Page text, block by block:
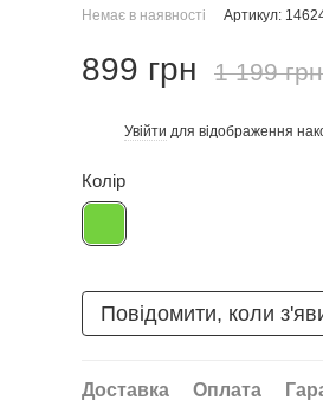
Немає в наявності Артикул:
899 грн 1 199 грн
Увійти для відображення
Колір
Повідомити, коли
Доставка Оплата